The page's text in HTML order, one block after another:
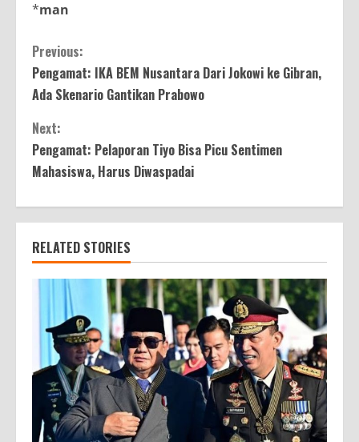
*man
Continue
Reading
Previous:
Pengamat: IKA BEM Nusantara Dari Jokowi ke Gibran,
Ada Skenario Gantikan Prabowo
Next:
Pengamat: Pelaporan Tiyo Bisa Picu Sentimen
Mahasiswa, Harus Diwaspadai
RELATED STORIES